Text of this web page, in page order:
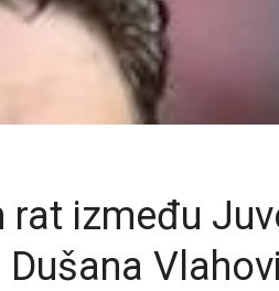
rat između
Dušana